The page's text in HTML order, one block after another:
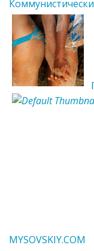
MYSOVSKIY.COM